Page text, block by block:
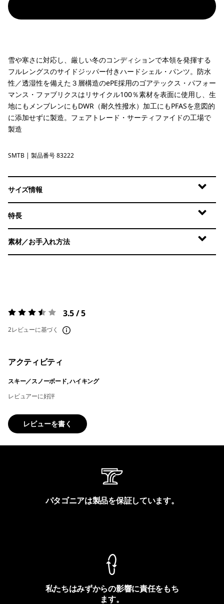
雪や寒さに対応し、厳しい冬のコンディションで本領を発揮する
フルレングスのサイドジッパー付きハードシェル・パンツ。防水
性／透湿性を備えた３層構造のePE採用のゴアテックス・パフォー
マンス・ファブリクスはリサイクル100％素材を表面に使用し、生
地にもメンブレンにもDWR（耐久性撥水）加工にもPFASを意図的
に添加せずに製造。フェアトレード・サーティファイドの工場で
製造
Summit Blue
SMTB | 製品番号 83222
サイズ情報
特長
素材／お手入れ方法
評価:3.5 / 5 3.5 / 5
2レビューに基づく
アクティビティ
スキー／スノーボード, ハイキング
レビュアーに好評
レビューを書く
パタゴニアは製品を保証しています。
私たちはみずからの影響に責任をもち
ます。